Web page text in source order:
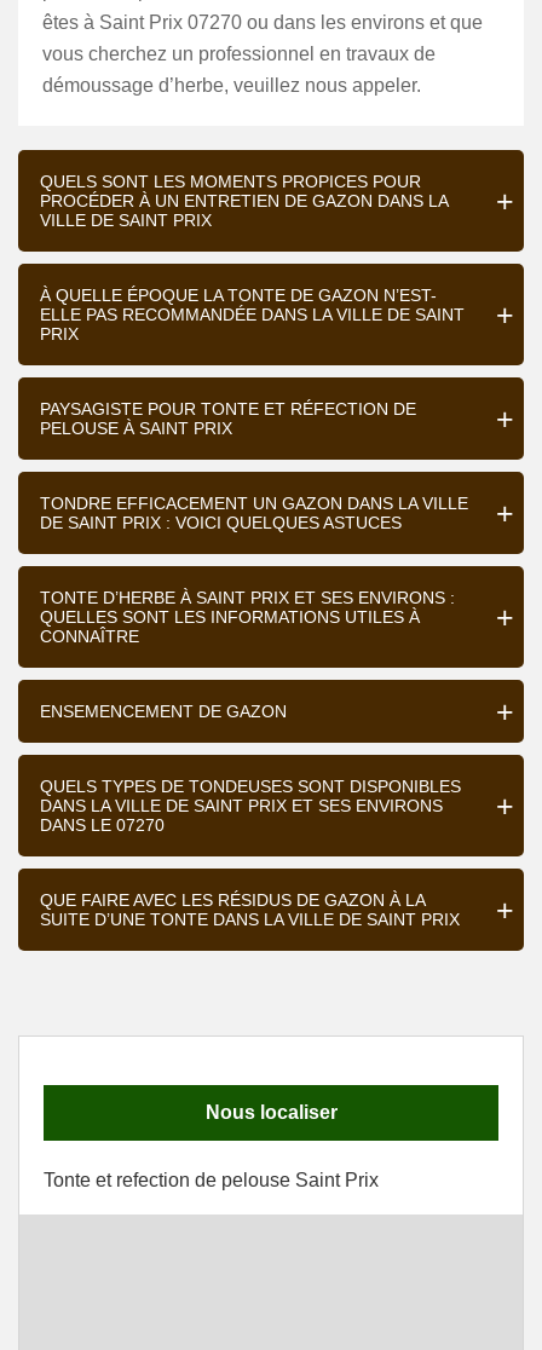
êtes à Saint Prix 07270 ou dans les environs et que
vous cherchez un professionnel en travaux de
démoussage d’herbe, veuillez nous appeler.
QUELS SONT LES MOMENTS PROPICES POUR
PROCÉDER À UN ENTRETIEN DE GAZON DANS LA
VILLE DE SAINT PRIX
À QUELLE ÉPOQUE LA TONTE DE GAZON N’EST-
ELLE PAS RECOMMANDÉE DANS LA VILLE DE SAINT
PRIX
PAYSAGISTE POUR TONTE ET RÉFECTION DE
PELOUSE À SAINT PRIX
TONDRE EFFICACEMENT UN GAZON DANS LA VILLE
DE SAINT PRIX : VOICI QUELQUES ASTUCES
TONTE D’HERBE À SAINT PRIX ET SES ENVIRONS :
QUELLES SONT LES INFORMATIONS UTILES À
CONNAÎTRE
ENSEMENCEMENT DE GAZON
QUELS TYPES DE TONDEUSES SONT DISPONIBLES
DANS LA VILLE DE SAINT PRIX ET SES ENVIRONS
DANS LE 07270
QUE FAIRE AVEC LES RÉSIDUS DE GAZON À LA
SUITE D’UNE TONTE DANS LA VILLE DE SAINT PRIX
Nous localiser
Tonte et refection de pelouse Saint Prix